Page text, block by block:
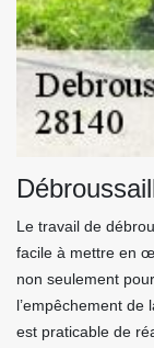
Le travail de
facile à mettre en
non seulement
l’empêchement de
est praticable de